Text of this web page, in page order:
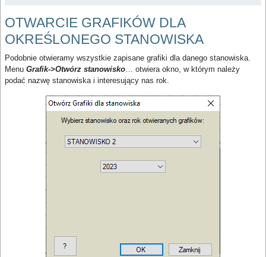
OTWARCIE GRAFIKÓW DLA
OKREŚLONEGO STANOWISKA
Podobnie otwieramy wszystkie zapisane grafiki dla danego stanowiska.
Menu Grafik->Otwórz stanowisko … otwiera okno, w którym należy
podać nazwę stanowiska i interesujący nas rok.